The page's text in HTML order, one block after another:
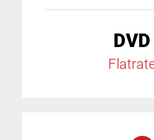
DVD